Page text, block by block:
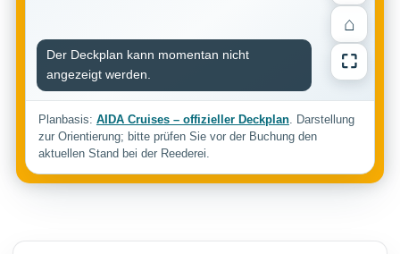
⌂
⛶
Der Deckplan kann momentan nicht
angezeigt werden.
Planbasis: AIDA Cruises – offizieller Deckplan. Darstellung
zur Orientierung; bitte prüfen Sie vor der Buchung den
aktuellen Stand bei der Reederei.